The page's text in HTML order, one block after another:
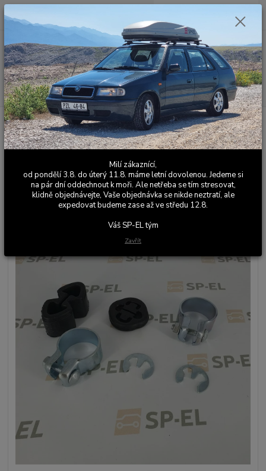
Menu
Hledat
Po - Pá 9:00 - 17:00
0,00 Kč
Úvod Výfuky Příslušenství Montážní materiál
Montážní sady
Montážní sada pro středový díl výfuku Felicia 1,3 MPI od 98 (převlečná spona u
katalyzátoru)
Montážní sada pro středový díl
výfuku Felicia 1,3 MPI od 98
(převlečná spona u katalyzátoru)
Milí zákaznící,
od pondělí 3.8. do úterý 11.8. máme letní dovolenou. Jedeme si
na pár dní oddechnout k moři. Ale netřeba se tím stresovat,
klidně objednávejte, Vaše objednávka se nikde neztratí, ale
expedovat budeme zase až ve středu 12.8.
Váš SP-EL tým
Zavřít